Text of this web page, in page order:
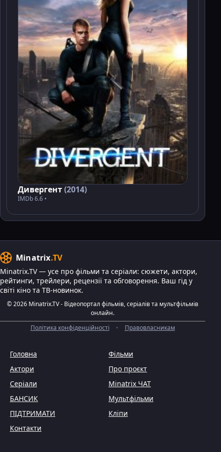
Дивергент(2014)
IMDb 6.6 •
Minatrix.TV
Minatrix.TV — усе про фільми та серіали: сюжети, актори,
рейтинги, трейлери, рецензії та обговорення. Ваш гід у
світі кіно та ТВ-новинок.
© 2026 Minatrix.TV - Відеопортал фільмів, серіалів та мультфільмів
онлайн.
Політика конфіденційності
• Правовласникам
Головна
Фільми
Актори
Про проєкт
Серіали
Minatrix ЧАТ
БАНСИК
Мультфільми
ПІДТРИМАТИ
Кліпи
Контакти